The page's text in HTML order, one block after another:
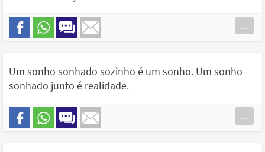
...
Um sonho sonhado sozinho é um sonho. Um sonho
sonhado junto é realidade.
...